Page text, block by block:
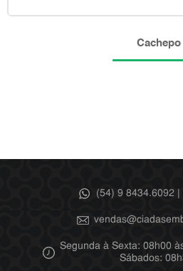
Cachepo
(54) 9 8434.6092 |
Segunda à Sexta: 08h00
Sábados: